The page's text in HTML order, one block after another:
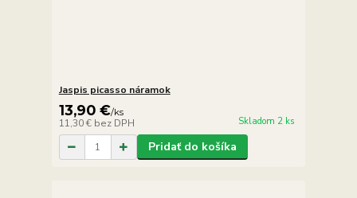
Jaspis picasso náramok
13,90 €/ks
11,30 € bez DPH Skladom 2 ks
Pridať do košíka